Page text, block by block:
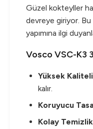
Güzel kokteyller
devreye giriyor.
yapımına ilgi
Vosco VSC-K3
Yüksek
kalır.
Koruyucu
Kolay Temizlik